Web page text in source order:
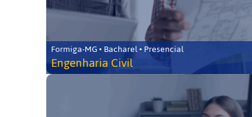
Formiga-MG • Bacharel • Presencial
Engenharia Civil